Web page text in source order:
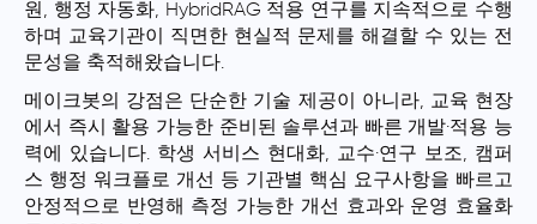
원, 행정 자동화, HybridRAG 적용 연구를 지속적으로 수행
하며 교육기관이 직면한 현실적 문제를 해결할 수 있는 전
문성을 축적해왔습니다.
메이크봇의 강점은 단순한 기술 제공이 아니라, 교육 현장
에서 즉시 활용 가능한 준비된 솔루션과 빠른 개발·적용 능
력에 있습니다. 학생 서비스 현대화, 교수·연구 보조, 캠퍼
스 행정 워크플로 개선 등 기관별 핵심 요구사항을 빠르고
안정적으로 반영해 측정 가능한 개선 효과와 운영 효율화